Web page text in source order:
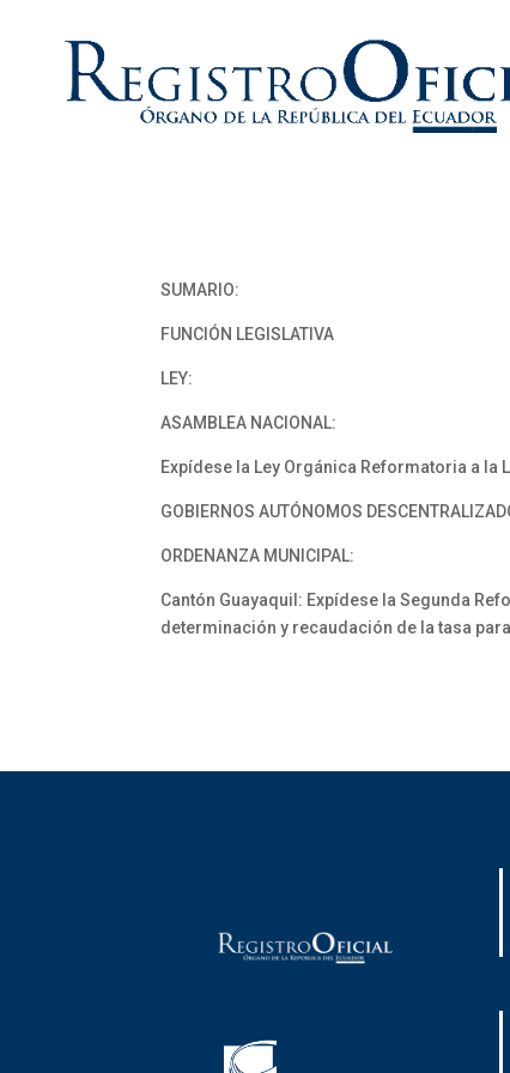
SUMARIO:
FUNCIÓN LEGISLATIVA
LEY:
ASAMBLEA NACIONAL:
Expídese la Ley Orgánica Reformatoria a la
GOBIERNOS AUTÓNOMOS
ORDENANZA MUNICIPAL:
Cantón Guayaquil: Expídese la Segunda
determinación y recaudación de la tasa